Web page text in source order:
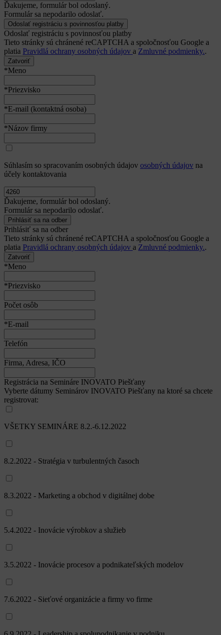
Ďakujeme, formulár bol odoslaný.
Formulár sa nepodarilo odoslať.
Odoslať registráciu s povinnosťou platby
Tieto stránky sú chránené reCAPTCHA a spoločnosťou Google a
platia Pravidlá ochrany osobných údajov a Zmluvné podmienky..
Zatvoriť
*Meno
*Priezvisko
*E-mail (kontaktná osoba)
*Názov firmy
Súhlasím so spracovaním osobných údajov osobných údajov na
účely kontaktovania
Ďakujeme, formulár bol odoslaný.
Formulár sa nepodarilo odoslať.
Prihlásiť sa na odber
Tieto stránky sú chránené reCAPTCHA a spoločnosťou Google a
platia Pravidlá ochrany osobných údajov a Zmluvné podmienky..
Zatvoriť
*Meno
*Priezvisko
Počet osôb
*E-mail
Telefón
Firma, Adresa, IČO
Registrácia na Semináre INOVATO Piešťany
Vyberte dátumy Seminárov INOVATO Piešťany na ktoré sa chcete
registrovat:
VŠETKY SEMINÁRE 8.2.-6.12.2022
8.2.2022 - Stratégia v turbulentných časoch
8.3.2022 - Marketing a obchod v digitálnej dobe
5.4.2022 - Inovácie výrobkov a služieb
3.5.2022 - Inovácie procesov a podnikateľských modelov
7.6.2022 - Sieťové organizácie a firmy vo firme